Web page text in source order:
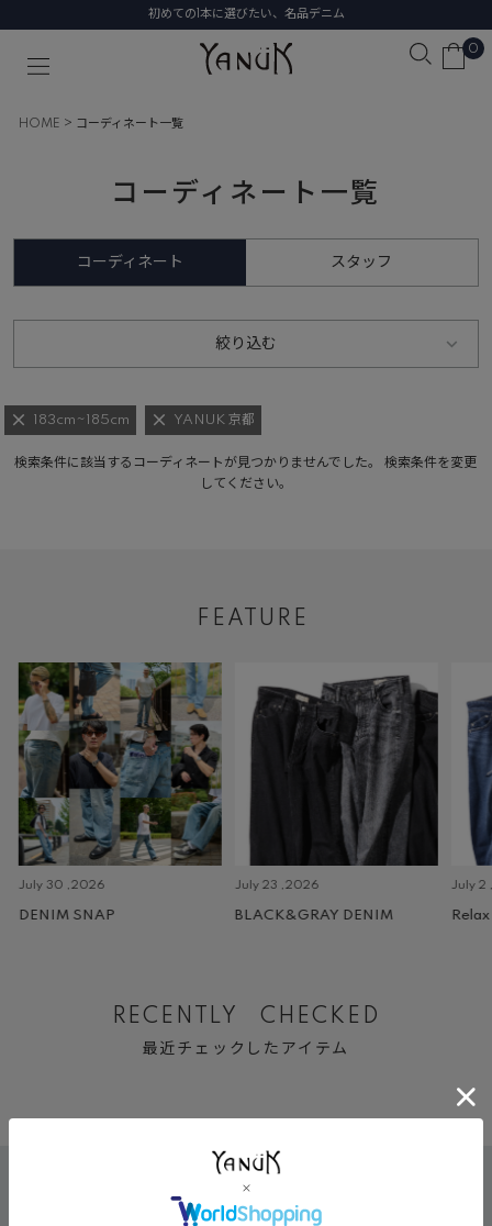
初めての1本に選びたい、名品デニム
0
HOME コーディネート一覧
コーディネート一覧
コーディネート スタッフ
絞り込む
183cm~185cm YANUK 京都
検索条件に該当するコーディネートが見つかりませんでした。 検索条件を変更
してください。
FEATURE
July 30 ,2026
DENIM SNAP
July 23 ,2026
BLACK&GRAY DENIM
July 2
Relax
RECENTLY CHECKED
最近チェックしたアイテム